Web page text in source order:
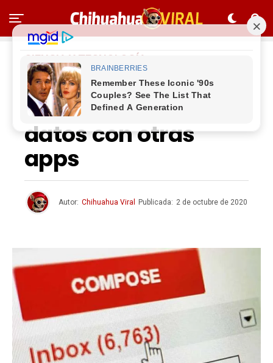
CIENCIA Y TECNOLOGÍA
Gmail permitirá
elegir si compartes
datos con otras
apps
Autor: Chihuahua Viral Publicada: 2 de octubre de 2020